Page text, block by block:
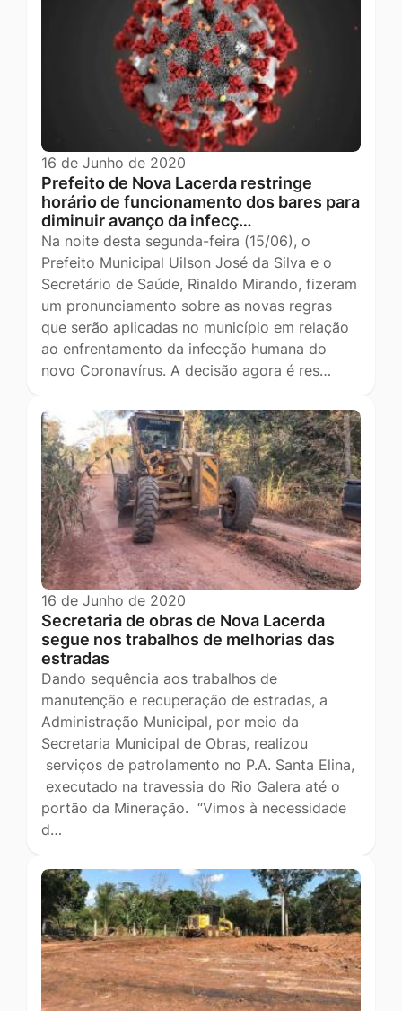
16 de Junho de 2020
Prefeito de Nova Lacerda restringe
horário de funcionamento dos bares para
diminuir avanço da infecç…
Na noite desta segunda-feira (15/06), o
Prefeito Municipal Uilson José da Silva e o
Secretário de Saúde, Rinaldo Mirando, fizeram
um pronunciamento sobre as novas regras
que serão aplicadas no município em relação
ao enfrentamento da infecção humana do
novo Coronavírus. A decisão agora é res…
16 de Junho de 2020
Secretaria de obras de Nova Lacerda
segue nos trabalhos de melhorias das
estradas
Dando sequência aos trabalhos de
manutenção e recuperação de estradas, a
Administração Municipal, por meio da
Secretaria Municipal de Obras, realizou
serviços de patrolamento no P.A. Santa Elina,
executado na travessia do Rio Galera até o
portão da Mineração. “Vimos à necessidade
d…